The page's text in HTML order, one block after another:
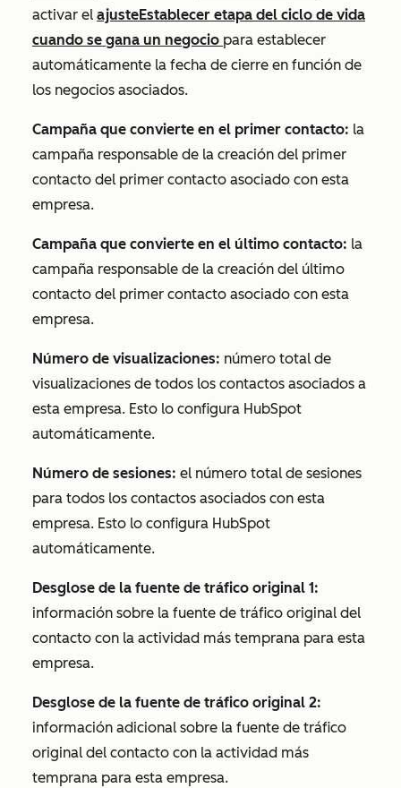
activar el ajusteEstablecer etapa del ciclo de vida
cuando se gana un negocio para establecer
automáticamente la fecha de cierre en función de
los negocios asociados.
Campaña que convierte en el primer contacto: la
campaña responsable de la creación del primer
contacto del primer contacto asociado con esta
empresa.
Campaña que convierte en el último contacto: la
campaña responsable de la creación del último
contacto del primer contacto asociado con esta
empresa.
Número de visualizaciones: número total de
visualizaciones de todos los contactos asociados a
esta empresa. Esto lo configura HubSpot
automáticamente.
Número de sesiones: el número total de sesiones
para todos los contactos asociados con esta
empresa. Esto lo configura HubSpot
automáticamente.
Desglose de la fuente de tráfico original 1:
información sobre la fuente de tráfico original del
contacto con la actividad más temprana para esta
empresa.
Desglose de la fuente de tráfico original 2:
información adicional sobre la fuente de tráfico
original del contacto con la actividad más
temprana para esta empresa.